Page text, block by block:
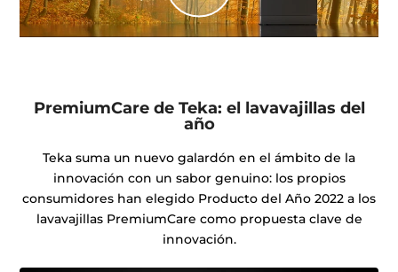
PremiumCare de Teka: el lavavajillas del
año
Teka suma un nuevo galardón en el ámbito de la
innovación con un sabor genuino: los propios
consumidores han elegido Producto del Año 2022 a los
lavavajillas PremiumCare como propuesta clave de
innovación.